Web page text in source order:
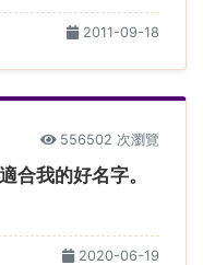
2011-09-18
556502 次瀏覽
合我的好名字。
2020-06-19